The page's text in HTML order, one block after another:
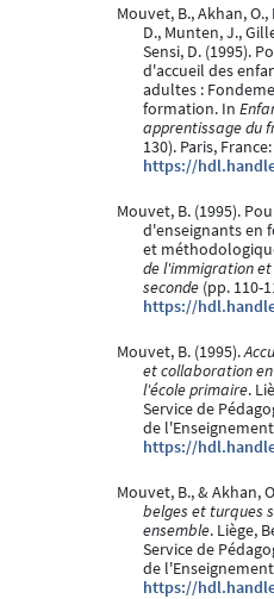
Mouvet, B., Akhan, O.,
D., Munten, J.,
Sensi, D. (1995).
d'accueil des
adultes :
formation. In
apprentissage du
130). Paris,
https://
Mouvet, B. (1995).
d'enseignants en
et
de l'immigration
seconde (pp. 110-
https://
Mouvet, B. (1995).
et collaboration
l'école primaire.
Service de
de
https://
Mouvet, B., & Akhan,
belges et turques
ensemble. Liège,
Service de
de
https://